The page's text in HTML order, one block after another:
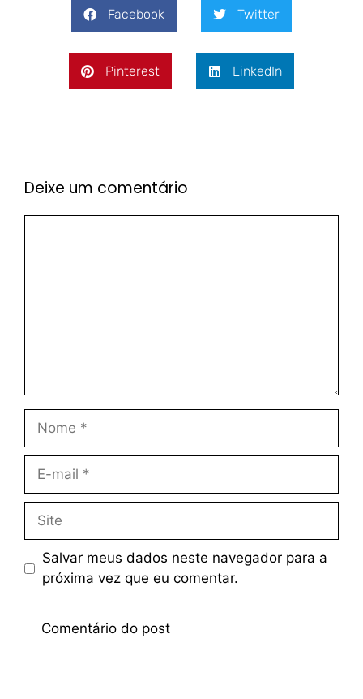
Facebook Twitter
Pinterest LinkedIn
Deixe um comentário
Salvar meus dados neste navegador para a
próxima vez que eu comentar.